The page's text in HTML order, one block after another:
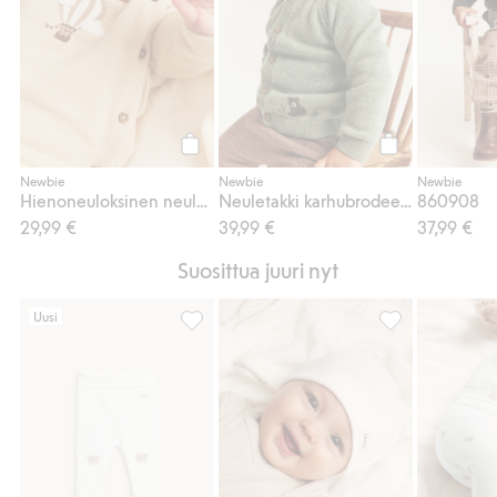
Osta
Newbie
29,99 €
Osta
Newbie
39,99 €
Newbie
860908
37,99 €
Suosittua juuri nyt
Uusi
Leggingsit nallekuviolla, LisääPipo korvilla,